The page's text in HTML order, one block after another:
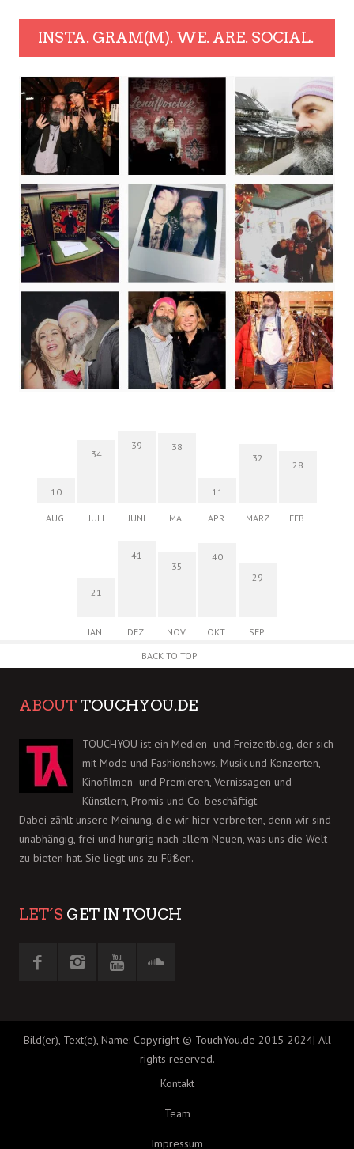
INSTA. GRAM(M). WE. ARE. SOCIAL.
10
AUG.
34
JULI
39
JUNI
38
MAI
11
APR.
32
MÄRZ
28
FEB.
21
JAN.
41
DEZ.
35
NOV.
40
OKT.
29
SEP.
BACK TO TOP
ABOUT TOUCHYOU.DE
TOUCHYOU ist ein Medien- und Freizeitblog, der sich
mit Mode und Fashionshows, Musik und Konzerten,
Kinofilmen- und Premieren, Vernissagen und
Künstlern, Promis und Co. beschäftigt.
Dabei zählt unsere Meinung, die wir hier verbreiten, denn wir sind
unabhängig, frei und hungrig nach allem Neuen, was uns die Welt
zu bieten hat. Sie liegt uns zu Füßen.
LET´S GET IN TOUCH
Bild(er), Text(e), Name: Copyright © TouchYou.de 2015-2024| All
rights reserved.
Kontakt
Team
Impressum